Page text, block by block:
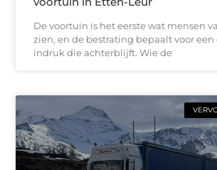
De voortuin is het eerste wat mensen
zien, en de bestrating bepaalt voor
indruk die achterblijft. Wie de